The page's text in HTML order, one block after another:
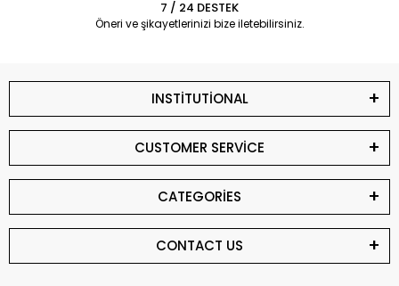
7 / 24 DESTEK
Öneri ve şikayetlerinizi bize iletebilirsiniz.
INSTİTUTİONAL
CUSTOMER SERVİCE
CATEGORİES
CONTACT US